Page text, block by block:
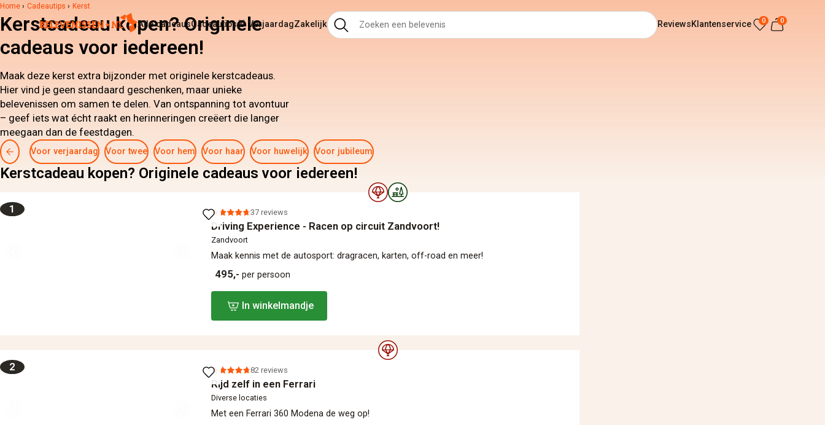
Alle cadeausCadeautips🎁 VerjaardagZakelijk ReviewsKlantenservice 0 0
Home › Cadeautips › Kerst
Kerstcadeau kopen? Originele
cadeaus voor iedereen!
Maak deze kerst extra bijzonder met originele kerstcadeaus.
Hier vind je geen standaard geschenken, maar unieke
belevenissen om samen te delen. Van ontspanning tot avontuur
– geef iets wat écht raakt en herinneringen creëert die langer
meegaan dan de feestdagen.
Voor verjaardag Voor twee Voor hem Voor haar Voor huwelijk Voor jubileum
Kerstcadeau kopen? Originele cadeaus voor iedereen!
1 37 reviews
Driving Experience - Racen op circuit Zandvoort!
Zandvoort
Maak kennis met de autosport: dragracen, karten, off-road en meer!
495,- per persoon
In winkelmandje
2 82 reviews
Rijd zelf in een Ferrari
Diverse locaties
Met een Ferrari 360 Modena de weg op!